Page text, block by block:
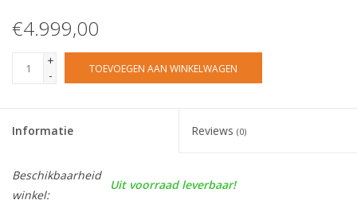
€4.999,00
+
-
TOEVOEGEN AAN WINKELWAGEN
Informatie Reviews (0)
Beschikbaarheid
winkel:
Uit voorraad leverbaar!